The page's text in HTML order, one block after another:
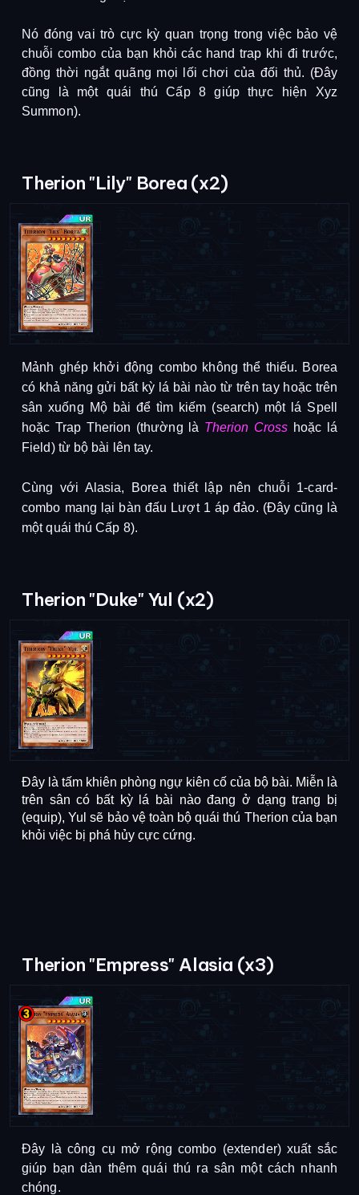
Nó đóng vai trò cực kỳ quan trọng trong việc bảo vệ
chuỗi combo của bạn khỏi các hand trap khi đi trước,
đồng thời ngắt quãng mọi lối chơi của đối thủ. (Đây
cũng là một quái thú Cấp 8 giúp thực hiện Xyz
Summon).
Therion "Lily" Borea (x2)
Mảnh ghép khởi động combo không thể thiếu. Borea
có khả năng gửi bất kỳ lá bài nào từ trên tay hoặc trên
sân xuống Mộ bài để tìm kiếm (search) một lá Spell
hoặc Trap Therion (thường là Therion Cross hoặc lá
Field) từ bộ bài lên tay.
Cùng với Alasia, Borea thiết lập nên chuỗi 1-card-
combo mang lại bàn đấu Lượt 1 áp đảo. (Đây cũng là
một quái thú Cấp 8).
Therion "Duke" Yul (x2)
Đây là tấm khiên phòng ngự kiên cố của bộ bài. Miễn là
trên sân có bất kỳ lá bài nào đang ở dạng trang bị
(equip), Yul sẽ bảo vệ toàn bộ quái thú Therion của bạn
khỏi việc bị phá hủy cực cứng.
Therion "Empress" Alasia (x3)
Đây là công cụ mở rộng combo (extender) xuất sắc
giúp bạn dàn thêm quái thú ra sân một cách nhanh
chóng.